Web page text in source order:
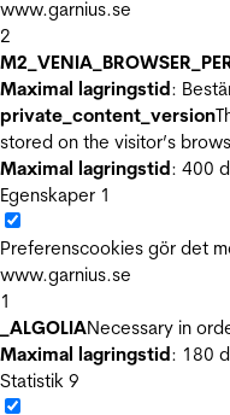
www.garnius.se
2
Maximal lagringstid:
private_content_version
stored on the visitor’s
Maximal lagringstid: 400
Egenskaper 1
Preferenscookies gör det
www.garnius.se
1
_ALGOLIANecessary in
Maximal lagringstid: 180
Statistik 9